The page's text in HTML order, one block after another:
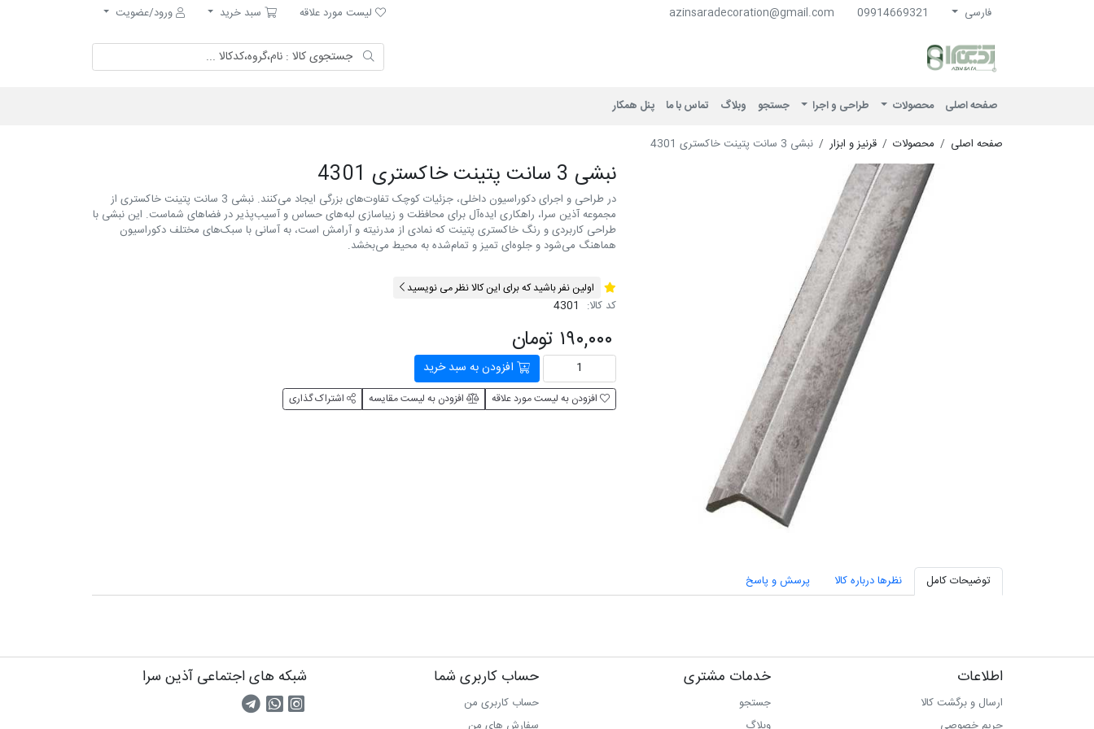
فارسی 09914669321
azinsaradecoration@gmail.com لیست مورد علاقه
لیست مورد علاقه سبد خرید
سبد خرید
ورود/عضویت
صفحه اصلی محصولات طراحی و اجرا جستجو وبلاگ تماس با ما پنل همکار
صفحه اصلی محصولات قرنیز و ابزار نبشی 3 سانت پتينت خاکستری 4301
نبشی 3 سانت پتينت خاکستری 4301
در طراحی و اجرای دکوراسیون داخلی، جزئیات کوچک تفاوت‌های بزرگی ایجاد می‌کنند. نبشی 3 سانت پتينت خاکستری از
مجموعه آذین سرا، راهکاری ایده‌آل برای محافظت و زیباسازی لبه‌های حساس و آسیب‌پذیر در فضاهای شماست. این نبشی با
طراحی کاربردی و رنگ خاکستری پتينت که نمادی از مدرنیته و آرامش است، به آسانی با سبک‌های مختلف دکوراسیون
هماهنگ می‌شود و جلوه‌ای تمیز و تمام‌شده به محیط می‌بخشد.
اولین نفر باشید که برای این کالا نظر می نویسید
کد کالا: 4301
۱۹۰,۰۰۰ تومان
افزودن به سبد خرید
افزودن به لیست مورد علاقه افزودن به لیست مقایسه اشتراک گذاری
توضیحات کامل نظرها درباره کالا پرسش و پاسخ
اطلاعات
ارسال و برگشت کالا
خدمات مشتری
جستجو
حساب کاربری شما
حساب کاربری من
شبکه های اجتماعی آذین سرا
صفحه اینستاگرام
تماس با واتس اپ
کانال تلگرام